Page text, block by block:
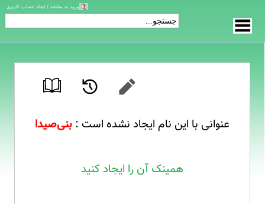
عنوانی با این نام ایجاد نشده است : بنی‌صیدا
همینک آن را ایجاد کنید
ورود به سامانه / ایجاد حساب کاربری